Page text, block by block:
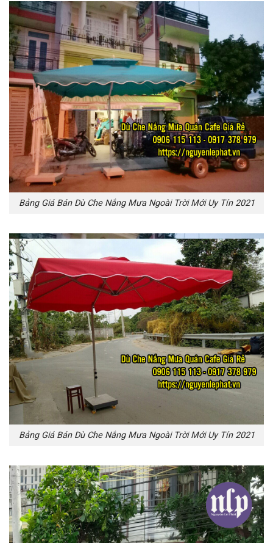
Bảng Giá Bán Dù Che Nắng Mưa Ngoài Trời Mới Uy Tín 2021
Bảng Giá Bán Dù Che Nắng Mưa Ngoài Trời Mới Uy Tín 2021